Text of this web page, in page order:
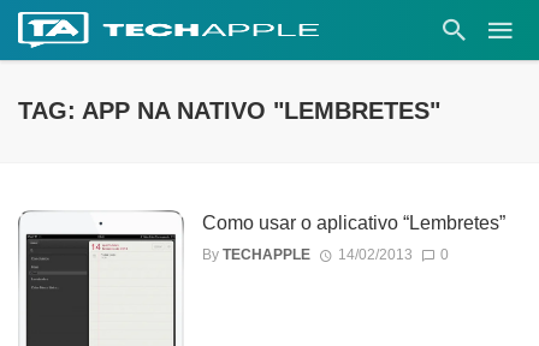
TAG: APP NA NATIVO "LEMBRETES"
Como usar o aplicativo “Lembretes”
By TECHAPPLE 14/02/2013 0